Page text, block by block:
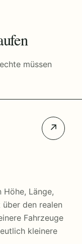
müssen
↗
Höhe, Länge,
den realen
Fahrzeuge
kleinere